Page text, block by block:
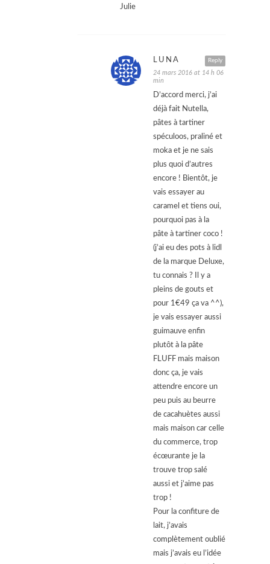
Julie
Reply
LUNA
24 mars 2016 at 14 h 06
min
D’accord merci, j’ai
déjà fait Nutella,
pâtes à tartiner
spéculoos, praliné et
moka et je ne sais
plus quoi d’autres
encore ! Bientôt, je
vais essayer au
caramel et tiens oui,
pourquoi pas à la
pâte à tartiner coco !
(j’ai eu des pots à lidl
de la marque Deluxe,
tu connais ? Il y a
pleins de gouts et
pour 1€49 ça va ^^),
je vais essayer aussi
guimauve enfin
plutôt à la pâte
FLUFF mais maison
donc ça, je vais
attendre encore un
peu puis au beurre
de cacahuètes aussi
mais maison car celle
du commerce, trop
écœurante je la
trouve trop salé
aussi et j’aime pas
trop !
Pour la confiture de
lait, j’avais
complètement oublié
mais j’avais eu l’idée